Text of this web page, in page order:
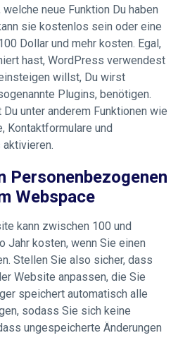
neue Funktion Du haben
sie kostenlos sein oder eine
Dollar und mehr kosten. Egal,
hast, WordPress verwendest
willst, Du wirst
Plugins, benötigen.
unter anderem Funktionen wie
Kontaktformulare und
Personenbezogenen
Webspace
kann zwischen 100 und
Jahr kosten, wenn Sie einen
Stellen Sie also sicher, dass
Website anpassen, die Sie
speichert automatisch alle
sodass Sie sich keine
ungespeicherte Änderungen